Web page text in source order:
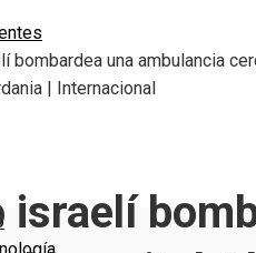
NEGOCIOS
bombardea una ambulancia
| Internacional
israelí